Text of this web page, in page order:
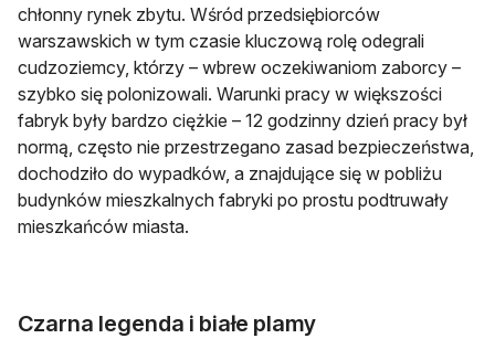
chłonny rynek zbytu. Wśród przedsiębiorców
warszawskich w tym czasie kluczową rolę odegrali
cudzoziemcy, którzy – wbrew oczekiwaniom zaborcy –
szybko się polonizowali. Warunki pracy w większości
fabryk były bardzo ciężkie – 12 godzinny dzień pracy był
normą, często nie przestrzegano zasad bezpieczeństwa,
dochodziło do wypadków, a znajdujące się w pobliżu
budynków mieszkalnych fabryki po prostu podtruwały
mieszkańców miasta.
Czarna legenda i białe plamy